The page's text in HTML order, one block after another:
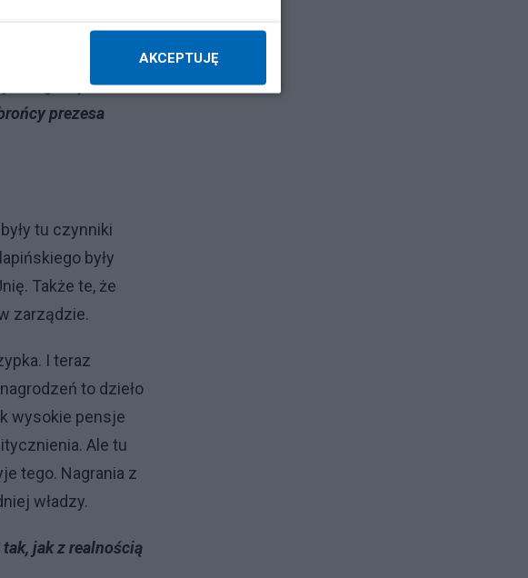
państw,
wywiadu.
prezesa
tu czynniki
były
Także te, że
zarządzie.
I teraz
to dzieło
wysokie pensje
Ale tu
tego. Nagrania z
władzy.
jak z realnością
AKCEPTUJĘ